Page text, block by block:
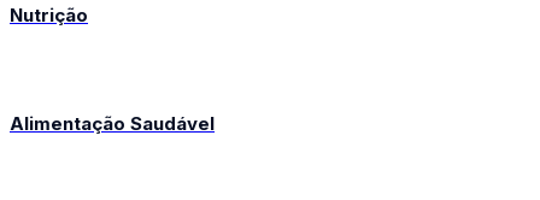
Nutrição
Alimentação Saudável